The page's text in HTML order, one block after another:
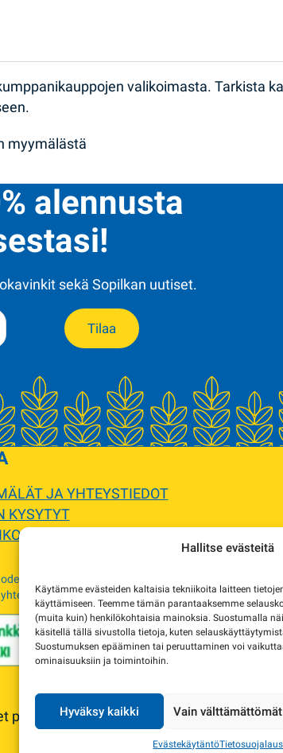
Hallitse evästeitä
Käytämme evästeiden kaltaisia tekniikoita laitteen
käyttämiseen. Teemme tämän parantaaksemme
(muita kuin) henkilökohtaisia mainoksia. Suostumalla
käsitellä tällä sivustolla tietoja, kuten
Suostumuksen epääminen tai peruuttaminen voi
ominaisuuksiin ja toimintoihin.
Hyväksy kaikki Vain välttämättömät
Evästekäytäntö
valikoimasta. Tarkista
myymälästä
alennusta
sekä Sopilkan uutiset.
Tilaa
JA YHTEYSTIEDOT
KYSYTYT
tuotteista.
ja sovimme korvaavista tuotteista.
pidätetään